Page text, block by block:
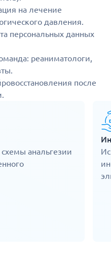
на лечение
давления.
персональных данных
реаниматологи,
после
анальгезии